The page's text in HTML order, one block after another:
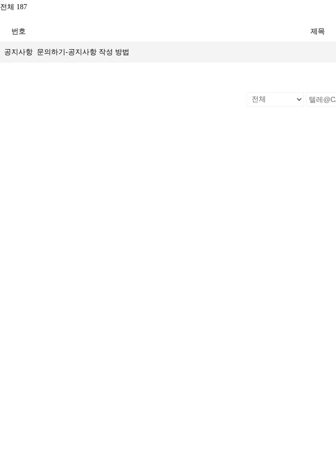
전체 187
번호 제목
공지사항 문의하기-공지사항 작성 방법